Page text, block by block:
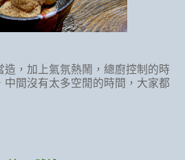
造，加上氣氛熱鬧，總廚控制的時
中間沒有太多空閒的時間，大家都